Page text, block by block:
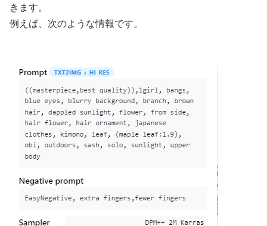
きます。
例えば、次のような情報です。